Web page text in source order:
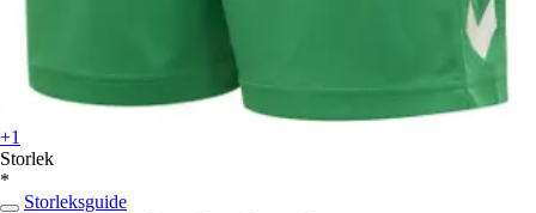
+1
Storlek
*
Storleksguide